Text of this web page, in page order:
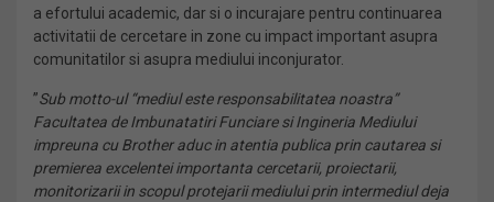
a efortului academic, dar si o incurajare pentru continuarea
activitatii de cercetare in zone cu impact important asupra
comunitatilor si asupra mediului inconjurator.
”Sub motto-ul “mediul este responsabilitatea noastra”
Facultatea de Imbunatatiri Funciare si Ingineria Mediului
impreuna cu Brother aduc in atentia publica prin cautarea si
premierea excelentei importanta cercetarii, proiectarii,
monitorizarii in scopul protejarii mediului prin intermediul deja